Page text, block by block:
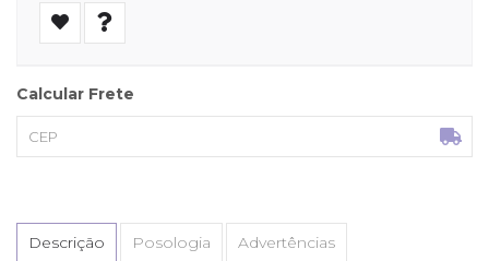
Calcular Frete
Descrição Posologia Advertências